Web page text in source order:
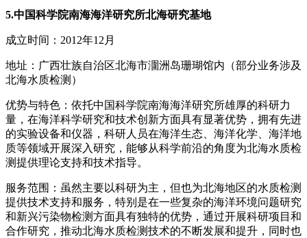
5.中国科学院南海海洋研究所北海研究基地
成立时间：2012年12月
地址：广西壮族自治区北海市潿洲岛珊瑚馆内（部分业务涉及
北海水质检测）
优势与特色：依托中国科学院南海海洋研究所雄厚的科研力
量，在海洋科学研究和技术创新方面具有显著优势，拥有先进
的实验设备和仪器，科研人员在海洋生态、海洋化学、海洋地
质等领域开展深入研究，能够从科学前沿的角度为北海水质检
测提供理论支持和技术指导。
服务范围：虽然主要以科研为主，但也为北海地区的水质检测
提供技术支持和服务，特别是在一些复杂的海洋环境问题研究
和新兴污染物检测方面具有独特的优势，通过开展科研项目和
合作研究，推动北海水质检测技术的不断发展和提升，同时也